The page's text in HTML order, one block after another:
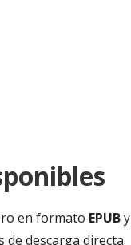
en formato EPUBy
de descarga directa